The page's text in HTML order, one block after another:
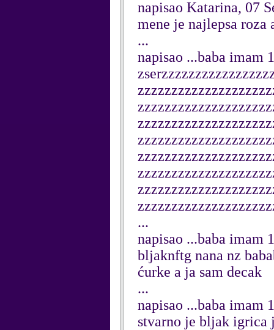
napisao Katarina, 07
mene je najlepsa roza
...
napisao ...baba imam
...
napisao ...baba imam
bljaknftg nana nz
ćurke a ja sam decak
...
napisao ...baba imam
stvarno je bljak igrica